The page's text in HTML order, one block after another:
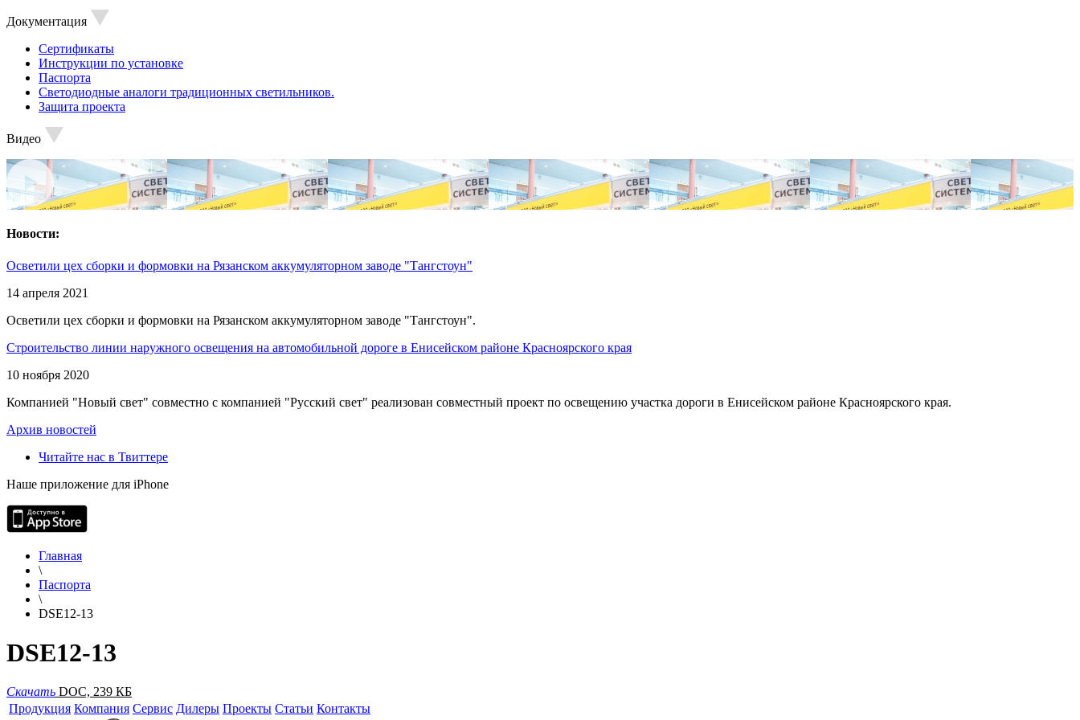
Документация
Сертификаты
Инструкции по установке
Паспорта
Светодиодные аналоги традиционных светильников.
Защита проекта
Видео
Новости:
Осветили цех сборки и формовки на Рязанском аккумуляторном заводе "Тангстоун"
14 апреля 2021
Осветили цех сборки и формовки на Рязанском аккумуляторном заводе "Тангстоун".
Строительство линии наружного освещения на автомобильной дороге в Енисейском районе Красноярского края
10 ноября 2020
Компанией "Новый свет" совместно с компанией "Русский свет" реализован совместный проект по освещению участка дороги в Енисейском районе Красноярского края.
Архив новостей
Читайте нас в Твиттере
Наше приложение для iPhone
Главная
\
Паспорта
\
DSE12-13
DSE12-13
Скачать DOC, 239 КБ
Продукция Компания Сервис Дилеры Проекты Статьи Контакты